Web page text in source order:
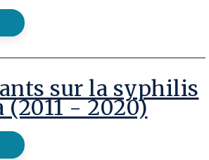
sur la syphilis
(2011 - 2020)